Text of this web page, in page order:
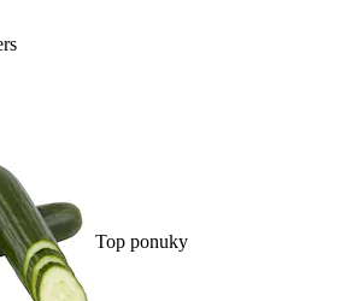
Top ponuky